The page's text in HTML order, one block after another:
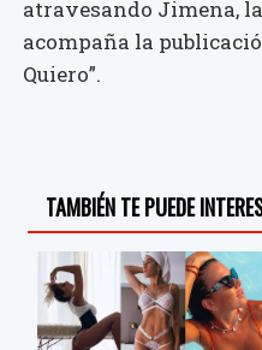
atravesando Jimena,
acompaña la
Quiero”.
TAMBIÉN TE PUEDE